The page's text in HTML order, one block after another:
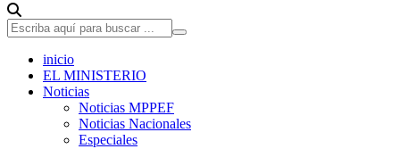
inicio
EL MINISTERIO
Noticias
Noticias MPPEF
Noticias Nacionales
Especiales